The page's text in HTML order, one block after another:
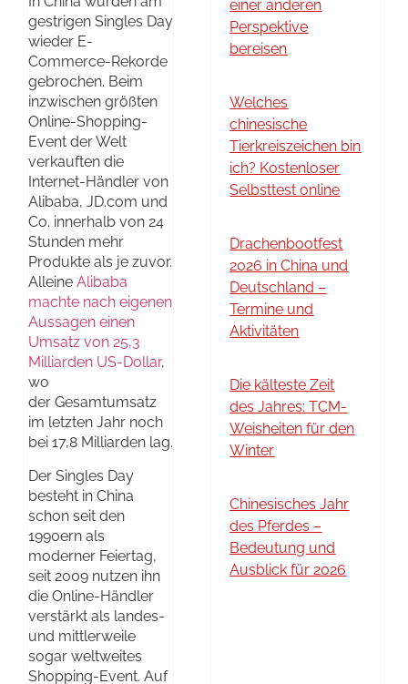
gestrigen Singles Day
wieder E-
Commerce-Rekorde
gebrochen. Beim
inzwischen größten
Online-Shopping-
Event der Welt
verkauften die
Internet-Händler von
Alibaba, JD.com und
Co. innerhalb von 24
Stunden mehr
Produkte als je zuvor.
Alleine Alibaba
machte nach eigenen
Aussagen einen
Umsatz von 25,3
Milliarden US-Dollar,
wo
der Gesamtumsatz
im letzten Jahr noch
bei 17,8 Milliarden lag.
Der Singles Day
besteht in China
schon seit den
1990ern als
moderner Feiertag,
seit 2009 nutzen ihn
die Online-Händler
verstärkt als landes-
und mittlerweile
sogar weltweites
Shopping-Event. Auf
einer anderen
Perspektive
bereisen
Welches
chinesische
Tierkreiszeichen bin
ich? Kostenloser
Selbsttest online
Drachenbootfest
2026 in China und
Deutschland –
Termine und
Aktivitäten
Die kälteste Zeit
des Jahres: TCM-
Weisheiten für den
Winter
Chinesisches Jahr
des Pferdes –
Bedeutung und
Ausblick für 2026